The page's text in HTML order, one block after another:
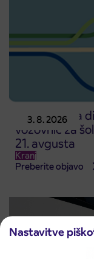
Nastavitve
3. 8. 2026
Predprodaja
vozovnic za
21. avgusta
Kranj
Preberite objavo